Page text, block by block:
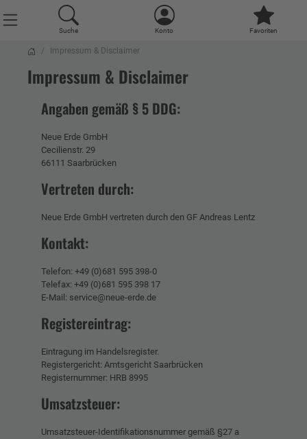
Suche Konto Favoriten
Impressum & Disclaimer
Impressum & Disclaimer
Angaben gemäß § 5 DDG:
Neue Erde GmbH
Cecilienstr. 29
66111 Saarbrücken
Vertreten durch:
Neue Erde GmbH vertreten durch den GF Andreas Lentz
Kontakt:
Telefon: +49 (0)681 595 398-0
Telefax: +49 (0)681 595 398 17
E-Mail: service@neue-erde.de
Registereintrag:
Eintragung im Handelsregister.
Registergericht: Amtsgericht Saarbrücken
Registernummer: HRB 8995
Umsatzsteuer:
Umsatzsteuer-Identifikationsnummer gemäß §27 a